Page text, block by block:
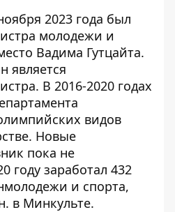
2023 года был
молодежи и
Вадима Гутцайта.
является
В 2016-2020 годах
видов
Новые
пока не
году заработал 432
и спорта,
в Минкульте.